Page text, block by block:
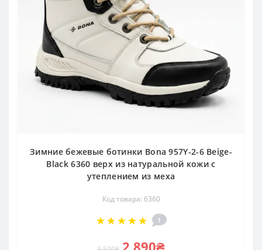
Зимние бежевые ботинки Bona 957Y-2-6 Beige-
Black 6360 верх из натуральной кожи с
утеплением из меха
Код товара: 6360
1
2 890₴